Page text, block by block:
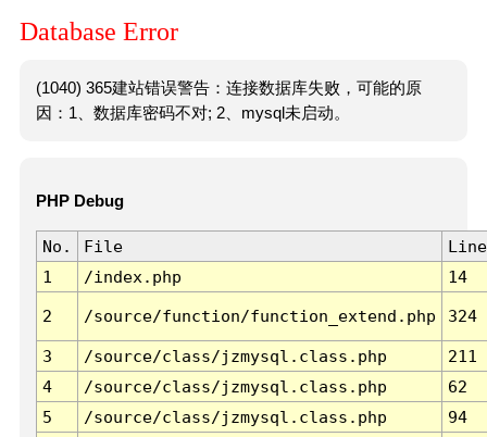
Database Error
(1040) 365建站错误警告：连接数据库失败，可能的原
因：1、数据库密码不对; 2、mysql未启动。
PHP Debug
No. File
Line
1
/index.php 14
2 /source/function/function_extend.php 324
3 /source/class/jzmysql.class.php
211
4
/source/class/jzmysql.class.php
62
5
/source/class/jzmysql.class.php
94